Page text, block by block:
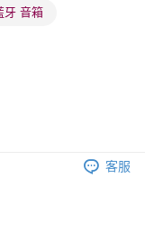
工作天到店，3天內
運費表
牙 音箱
客服